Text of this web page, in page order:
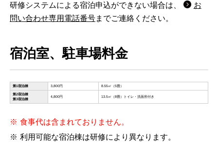
研修システムによる宿泊申込ができない場合は、
お
問い合わせ専用電話番号までご連絡ください。
宿泊室、駐車場料金
食事代は含まれておりません。
利用可能な宿泊棟は研修により異なります。